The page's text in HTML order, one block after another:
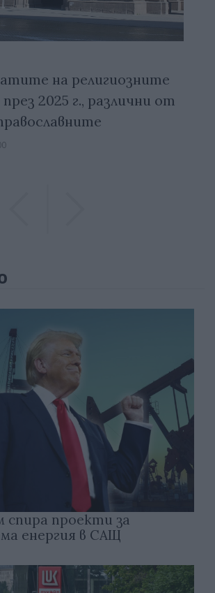
на религиозните
2025 г., различни от
спира проекти за
енергия в САЩ